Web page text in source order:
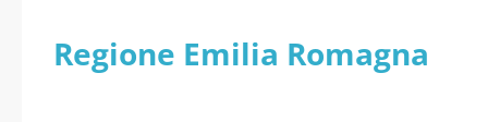
Regione Emilia Romagna